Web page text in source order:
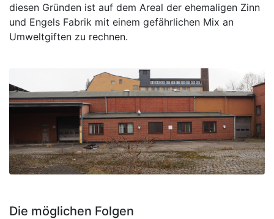
diesen Gründen ist auf dem Areal der ehemaligen Zinn
und Engels Fabrik mit einem gefährlichen Mix an
Umweltgiften zu rechnen.
Die möglichen Folgen